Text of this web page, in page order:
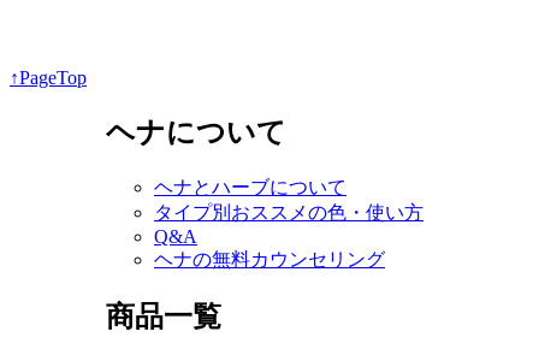
↑PageTop
ヘナについて
ヘナとハーブについて
タイプ別おススメの色・使い方
Q&A
ヘナの無料カウンセリング
商品一覧